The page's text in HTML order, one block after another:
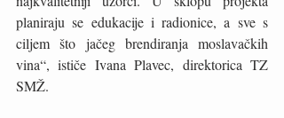
planiraju se edukacije i radionice, a sve s
ciljem što jačeg brendiranja moslavačkih
vina“, ističe Ivana Plavec, direktorica TZ
SMŽ.